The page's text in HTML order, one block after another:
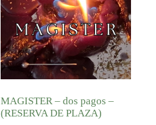
MAGISTER – dos pagos –
(RESERVA DE PLAZA)